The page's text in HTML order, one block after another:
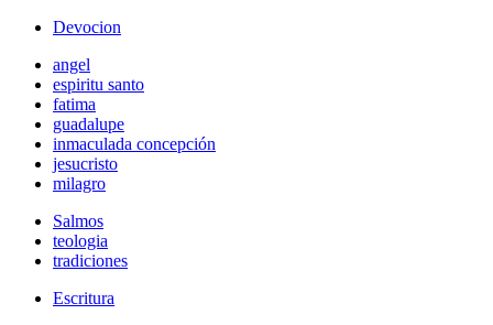
Devocion
angel
espiritu santo
fatima
guadalupe
inmaculada concepción
jesucristo
milagro
Salmos
teologia
tradiciones
Escritura